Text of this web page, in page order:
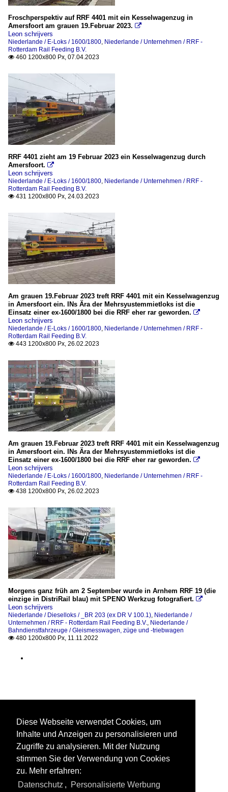
Froschperspektiv auf RRF 4401 mit ein Kesselwagenzug in
Amersfoort am grauen 19.Februar 2023. 
Leon schrijvers
Niederlande / E-Loks / 1600/1800, Niederlande / Unternehmen / RRF -
Rotterdam Rail Feeding B.V.
 460 1200x800 Px, 07.04.2023
RRF 4401 zieht am 19 Februar 2023 ein Kesselwagenzug durch
Amersfoort. 
Leon schrijvers
Niederlande / E-Loks / 1600/1800, Niederlande / Unternehmen / RRF -
Rotterdam Rail Feeding B.V.
 431 1200x800 Px, 24.03.2023
Am grauen 19.Februar 2023 treft RRF 4401 mit ein Kesselwagenzug
in Amersfoort ein. INs Ära der Mehrsyustemmietloks ist die
Einsatz einer ex-1600/1800 bei die RRF eher rar geworden. 
Leon schrijvers
Niederlande / E-Loks / 1600/1800, Niederlande / Unternehmen / RRF -
Rotterdam Rail Feeding B.V.
 443 1200x800 Px, 26.02.2023
Am grauen 19.Februar 2023 treft RRF 4401 mit ein Kesselwagenzug
in Amersfoort ein. INs Ära der Mehrsyustemmietloks ist die
Einsatz einer ex-1600/1800 bei die RRF eher rar geworden. 
Leon schrijvers
Niederlande / E-Loks / 1600/1800, Niederlande / Unternehmen / RRF -
Rotterdam Rail Feeding B.V.
 438 1200x800 Px, 26.02.2023
Morgens ganz früh am 2 September wurde in Arnhem RRF 19 (die
einzige in DistriRail blau) mit SPENO Werkzug fotografiert. 
Leon schrijvers
Niederlande / Dieselloks / _BR 203 (ex DR V 100.1), Niederlande /
Unternehmen / RRF - Rotterdam Rail Feeding B.V., Niederlande /
Bahndienstfahrzeuge / Gleismesswagen, züge und -triebwagen
 480 1200x800 Px, 11.11.2022
Diese Webseite verwendet Cookies, um
Inhalte und Anzeigen zu personalisieren und
Zugriffe zu analysieren. Mit der Nutzung
stimmen Sie der Verwendung von Cookies
zu. Mehr erfahren:
Datenschutz , Personalisierte Werbung